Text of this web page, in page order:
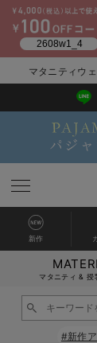
新生児服全て
ベビー服全て
ロンパース・カバ
シーズンアイテム
ベビー・新生児 寝
ベビーベッド・布
ベビー 雑貨全て
お出かけグッズ全て
ベビー｜季節の特
猛暑からベビーを
アウトレット全て
【アウトレット】
特集全て
抗菌防臭加工
再入荷全て
再入荷｜インナー
マタニティウ
送料495
新作
マタニティ & 授
#新作
カートに入れる